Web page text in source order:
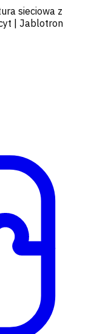
sieciowa z
| Jablotron